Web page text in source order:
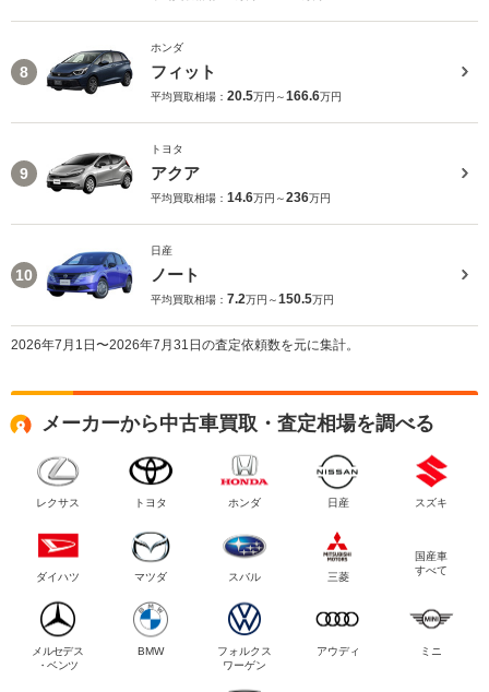
8
ホンダ
フィット
平均買取相場： 20.5万円～166.6万円
9
トヨタ
アクア
平均買取相場： 14.6万円～236万円
10
日産
ノート
平均買取相場： 7.2万円～150.5万円
2026年7月1日〜2026年7月31日の査定依頼数を元に集計。
メーカーから中古車買取・査定相場を調べる
レクサス トヨタ ホンダ 日産 スズキ
ダイハツ マツダ スバル 三菱
国産車
すべて
メルセデス
・ベンツ
BMW
フォルクス
ワーゲン
アウディ ミニ